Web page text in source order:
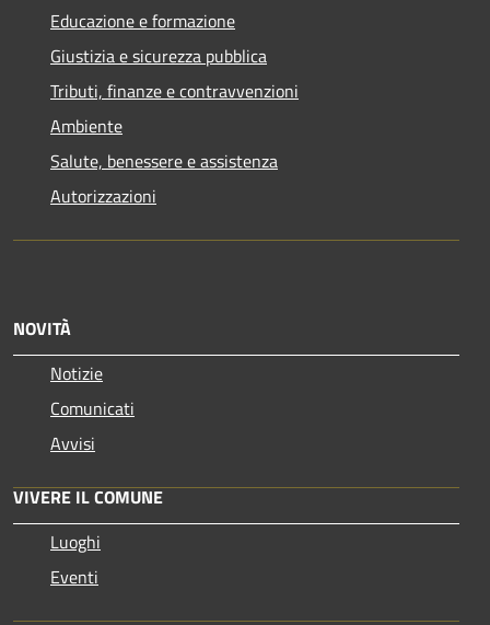
Educazione e formazione
Giustizia e sicurezza pubblica
Tributi, finanze e contravvenzioni
Ambiente
Salute, benessere e assistenza
Autorizzazioni
NOVITÀ
Notizie
Comunicati
Avvisi
VIVERE IL COMUNE
Luoghi
Eventi